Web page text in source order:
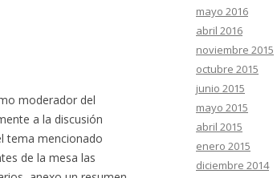
moderador del
a la discusión
tema mencionado
de la mesa las
mayo 2016
abril 2016
noviembre 2015
octubre 2015
junio 2015
mayo 2015
abril 2015
enero 2015
diciembre 2014